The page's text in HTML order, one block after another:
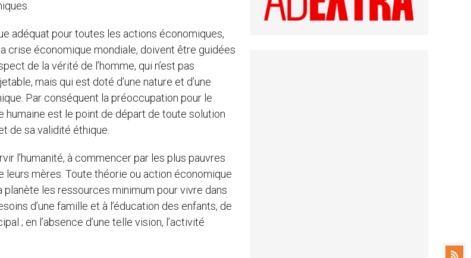
adéquat pour toutes les actions économiques,
crise économique mondiale, doivent être guidées
de la vérité de l’homme, qui n’est pas
mais qui est doté d’une nature et d’une
Par conséquent la préoccupation pour le
est le point de départ de toute solution
de sa validité éthique.
l’humanité, à commencer par les plus pauvres
leurs mères. Toute théorie ou action économique
les ressources minimum pour vivre dans
d’une famille et à l’éducation des enfants, de
; en l’absence d’une telle vision, l’activité